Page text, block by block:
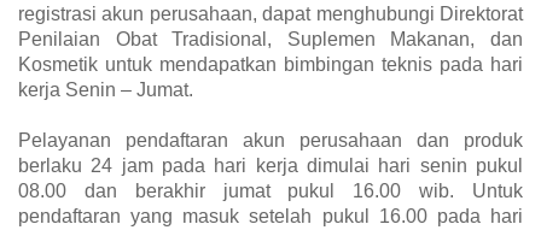
registrasi akun perusahaan, dapat menghubungi Direktorat
Penilaian Obat Tradisional, Suplemen Makanan, dan
Kosmetik untuk mendapatkan bimbingan teknis pada hari
kerja Senin – Jumat.
Pelayanan pendaftaran akun perusahaan dan produk
berlaku 24 jam pada hari kerja dimulai hari senin pukul
08.00 dan berakhir jumat pukul 16.00 wib. Untuk
pendaftaran yang masuk setelah pukul 16.00 pada hari